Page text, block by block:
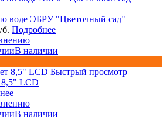
воде ЭБРУ "Цветочный сад"
Подробнее
В наличии
Быстрый просмотр
8,5" LCD
В наличии